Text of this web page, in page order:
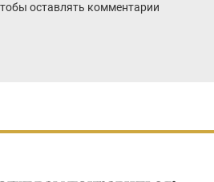
оставлять комментарии